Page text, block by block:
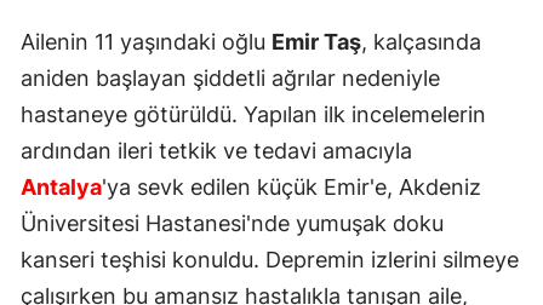
Ailenin 11 yaşındaki oğlu Emir Taş, kalçasında
aniden başlayan şiddetli ağrılar nedeniyle
hastaneye götürüldü. Yapılan ilk incelemelerin
ardından ileri tetkik ve tedavi amacıyla
Antalya'ya sevk edilen küçük Emir'e, Akdeniz
Üniversitesi Hastanesi'nde yumuşak doku
kanseri teşhisi konuldu. Depremin izlerini silmeye
çalışırken bu amansız hastalıkla tanışan aile,